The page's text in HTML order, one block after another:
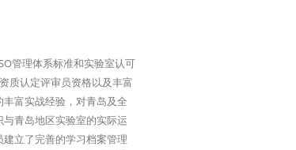
管理体系标准和实验室认可
质认定评审员资格以及丰富
富实战经验，对青岛及全
青岛地区实验室的实际运
立了完善的学习档案管理